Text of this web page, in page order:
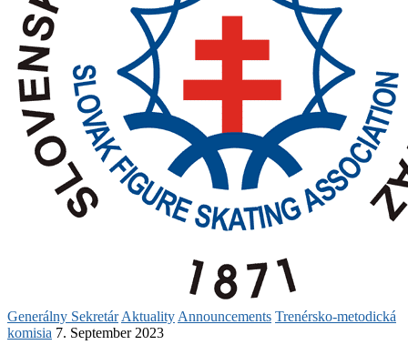
Generálny Sekretár Aktuality Announcements Trenérsko-metodická
komisia 7. September 2023